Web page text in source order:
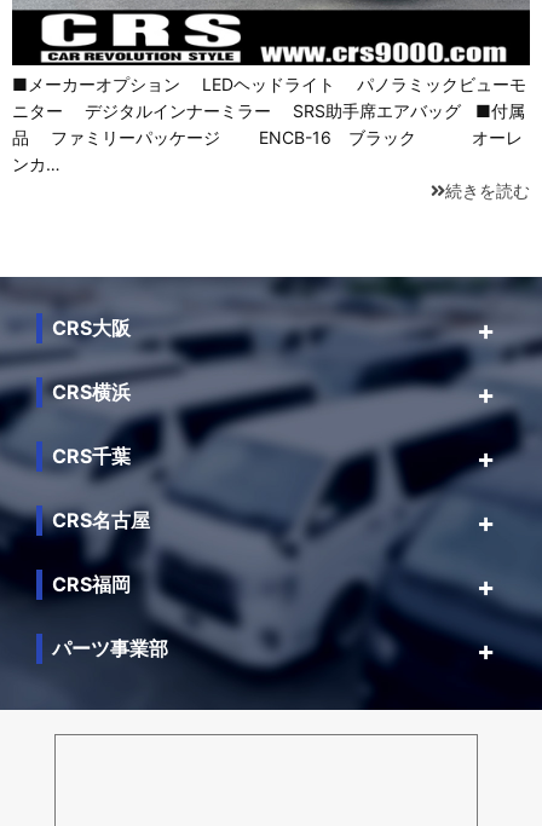
■メーカーオプション LEDヘッドライト パノラミックビューモ
ニター デジタルインナーミラー SRS助手席エアバッグ ■付属
品 ファミリーパッケージ ENCB-16 ブラック オーレ
ンカ…
続きを読む
CRS大阪
CRS横浜
CRS千葉
CRS名古屋
CRS福岡
パーツ事業部